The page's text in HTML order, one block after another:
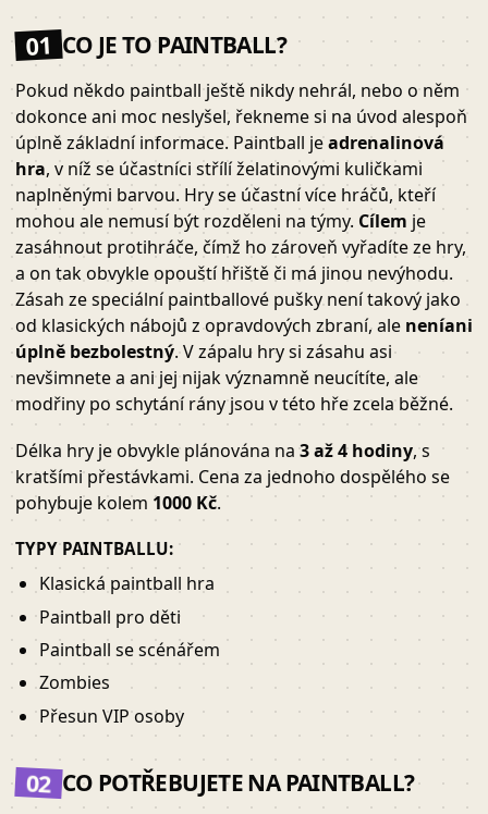
01 CO JE TO PAINTBALL?
Pokud někdo paintball ještě nikdy nehrál, nebo o něm
dokonce ani moc neslyšel, řekneme si na úvod alespoň
úplně základní informace. Paintball jeadrenalinová
hra, v níž se účastníci střílí želatinovými kuličkami
naplněnými barvou. Hry se účastní více hráčů, kteří
mohou ale nemusí být rozděleni na týmy. Cílem je
zasáhnout protihráče, čímž ho zároveň vyřadíte ze hry,
a on tak obvykle opouští hřiště či má jinou nevýhodu.
Zásah ze speciální paintballové pušky není takový jako
od klasických nábojů z opravdových zbraní, ale neníani
úplně bezbolestný. V zápalu hry si zásahu asi
nevšimnete a ani jej nijak významně neucítíte, ale
modřiny po schytání rány jsou v této hře zcela běžné.
Délka hry je obvykle plánována na3 až 4 hodiny, s
kratšími přestávkami. Cena za jednoho dospělého se
pohybuje kolem 1000 Kč.
TYPY PAINTBALLU:
Klasická paintball hra
Paintball pro děti
Paintball se scénářem
Zombies
Přesun VIP osoby
02 CO POTŘEBUJETE NA PAINTBALL?